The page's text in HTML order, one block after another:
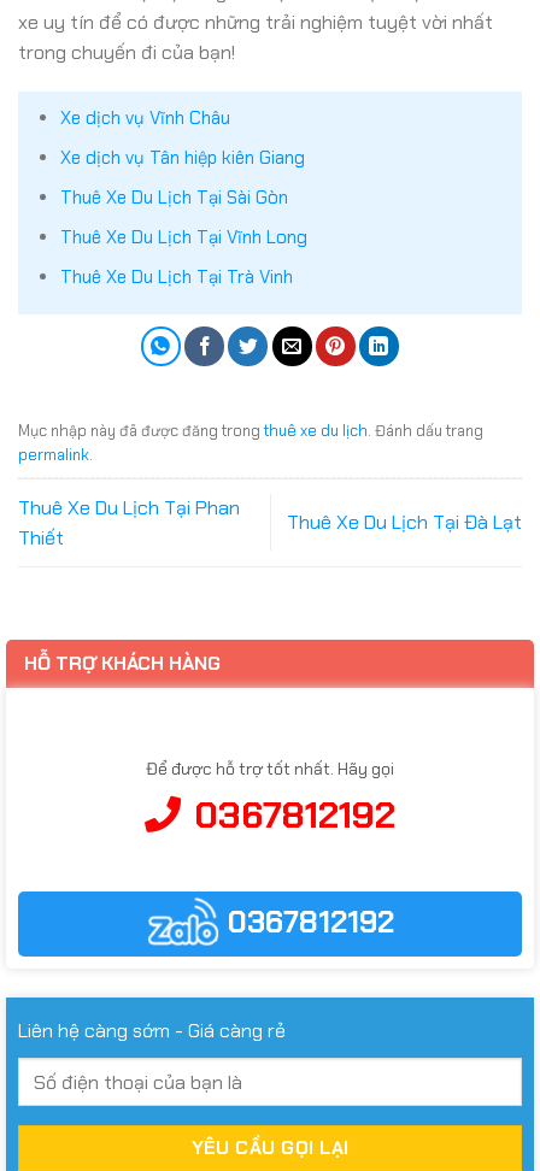
xe uy tín để có được những trải nghiệm tuyệt vời nhất
trong chuyến đi của bạn!
Xe dịch vụ Vĩnh Châu
Xe dịch vụ Tân hiệp kiên Giang
Thuê Xe Du Lịch Tại Sài Gòn
Thuê Xe Du Lịch Tại Vĩnh Long
Thuê Xe Du Lịch Tại Trà Vinh
Mục nhập này đã được đăng trongthuê xe du lịch. Đánh dấu trang
permalink.
Thuê Xe Du Lịch Tại Phan
Thiết
Thuê Xe Du Lịch Tại Đà Lạt
HỖ TRỢ KHÁCH HÀNG
Để được hỗ trợ tốt nhất. Hãy gọi
0367812192
0367812192
Liên hệ càng sớm - Giá càng rẻ